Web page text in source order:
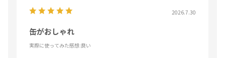
2026.7.30
缶がおしゃれ
実際に使ってみた感想:良い